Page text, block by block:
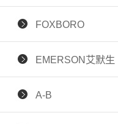
FOXBORO
EMERSON艾默生
A-B